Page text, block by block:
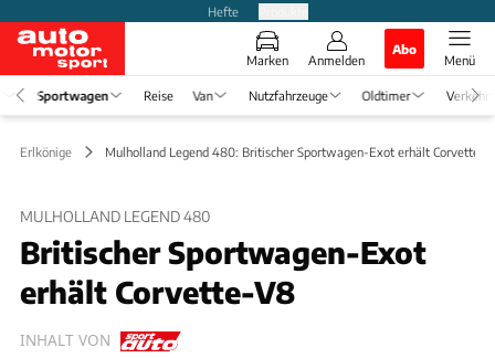
Hefte
Marken Anmelden
Abo
Menü
Sportwagen Reise Van Nutzfahrzeuge Oldtimer Verkehr
& Erlkönige Mulholland Legend 480: Britischer Sportwagen-Exot erhält Corvette-
MULHOLLAND LEGEND 480
Britischer Sportwagen-Exot
erhält Corvette-V8
INHALT VON